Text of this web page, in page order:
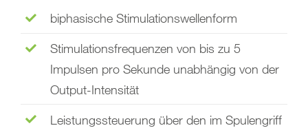
biphasische Stimulationswellenform
Stimulationsfrequenzen von bis zu 5
Impulsen pro Sekunde unabhängig von der
Output-Intensität
Leistungssteuerung über den im Spulengriff